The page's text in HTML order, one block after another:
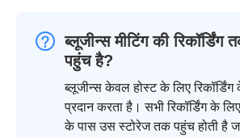
ब्लूजीन्स मीटिंग की
पहुंच है?
ब्लूजीन्स केवल होस्ट के लिए
प्रदान करता है। सभी रिकॉर्डिंग के
के पास उस स्टोरेज तक पहुंच होती है